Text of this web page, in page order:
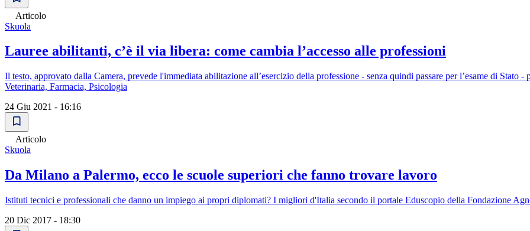
Articolo
Skuola
Lauree abilitanti, c’è il via libera: come cambia l’accesso alle professioni
Il testo, approvato dalla Camera, prevede l'immediata abilitazione all’esercizio della professione - senza quindi passare per l’esame di Stato
Veterinaria, Farmacia, Psicologia
24 Giu 2021 - 16:16
Articolo
Skuola
Da Milano a Palermo, ecco le scuole superiori che fanno trovare lavoro
Istituti tecnici e professionali che danno un impiego ai propri diplomati? I migliori d'Italia secondo il portale Eduscopio della Fondazione
20 Dic 2017 - 18:30